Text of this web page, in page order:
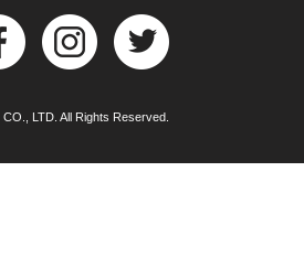
LTD. All Rights Reserved.